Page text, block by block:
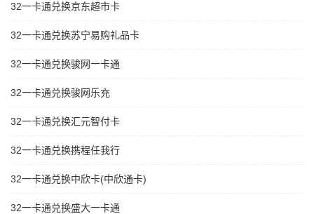
32一卡通兑换京东超市卡
32一卡通兑换苏宁易购礼品卡
32一卡通兑换骏网一卡通
32一卡通兑换骏网乐充
32一卡通兑换汇元智付卡
32一卡通兑换携程任我行
32一卡通兑换中欣卡(中欣通卡)
32一卡通兑换盛大一卡通